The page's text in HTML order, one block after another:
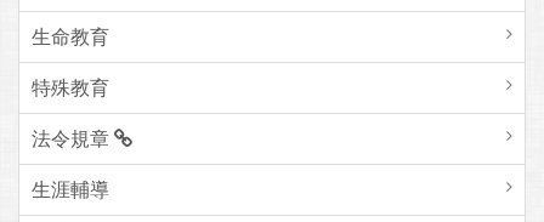
生命教育
特殊教育
法令規章
生涯輔導